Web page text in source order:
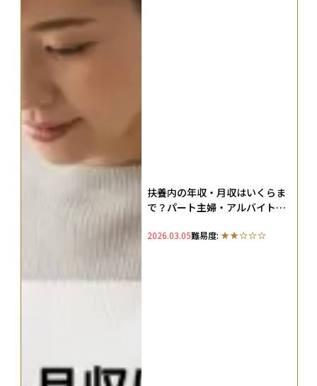
扶養内の年収・月収はいくらま
で？パート主婦・アルバイト学
範囲を解説
2026.03.05難易度: